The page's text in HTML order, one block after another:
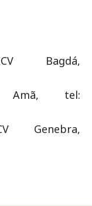
Bagdá,
Amã, tel:
Genebra,